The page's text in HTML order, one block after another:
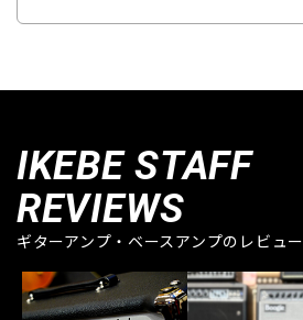
IKEBE STAFF
REVIEWS
ギターアンプ・ベースアンプのレビュー